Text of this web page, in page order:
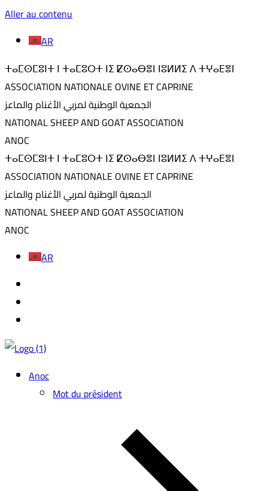
Aller au contenu
AR
ⵜⴰⵎⵙⵎⵓⵏⵜ ⵏ ⵜⴰⵎⵓⵔⵜ ⵏⵉ ⵇⵙⴰⴱⴻⵏ ⵏⵓⵍⵍⵉ ⴷ ⵜⵖⴰⴹⴻⵏ
ASSOCIATION NATIONALE OVINE ET CAPRINE
الجمعية الوطنية لمربي الأغنام والماعز
NATIONAL SHEEP AND GOAT ASSOCIATION
ANOC
ⵜⴰⵎⵙⵎⵓⵏⵜ ⵏ ⵜⴰⵎⵓⵔⵜ ⵏⵉ ⵇⵙⴰⴱⴻⵏ ⵏⵓⵍⵍⵉ ⴷ ⵜⵖⴰⴹⴻⵏ
ASSOCIATION NATIONALE OVINE ET CAPRINE
الجمعية الوطنية لمربي الأغنام والماعز
NATIONAL SHEEP AND GOAT ASSOCIATION
ANOC
AR
Anoc
Mot du président